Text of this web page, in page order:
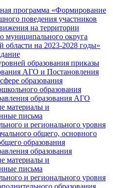
программа «Формирование
поведения участников
на территории
муниципального округа
области на 2023-2028 годы»
образования приказы
АГО и Постановления
образования
образования
образования АГО
материалы и
письма
и регионального уровня
общего, основного
образования
образования
материалы и
письма
и регионального уровня